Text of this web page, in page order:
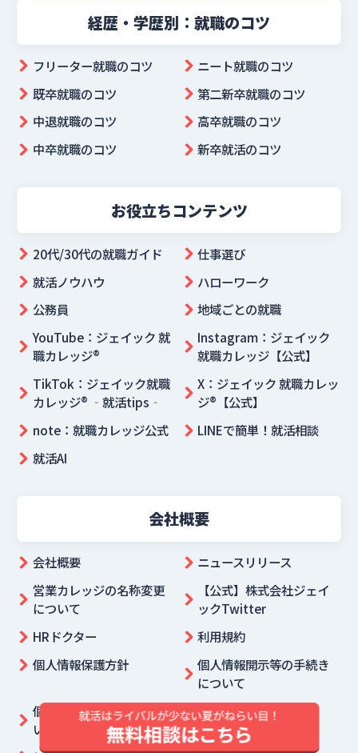
経歴・学歴別：就職のコツ
フリーター就職のコツ
ニート就職のコツ
既卒就職のコツ
第二新卒就職のコツ
中退就職のコツ
高卒就職のコツ
中卒就職のコツ
新卒就活のコツ
お役立ちコンテンツ
20代/30代の就職ガイド
仕事選び
就活ノウハウ
ハローワーク
公務員
地域ごとの就職
YouTube：ジェイック 就
職カレッジ®
Instagram：ジェイック
就職カレッジ【公式】
TikTok：ジェイック就職
カレッジ® ‐就活tips‐
X：ジェイック 就職カレッ
ジ®【公式】
note：就職カレッジ公式
LINEで簡単！就活相談
就活AI
会社概要
会社概要
ニュースリリース
営業カレッジの名称変更
について
【公式】株式会社ジェイ
ックTwitter
HRドクター
利用規約
個人情報保護方針
個人情報開示等の手続き
について
個人情報の利用目的につ
いて
採用ご担当者様へ